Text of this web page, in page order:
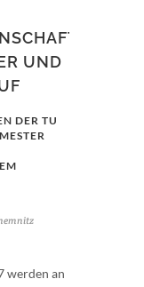
UND
DER TU
werden an